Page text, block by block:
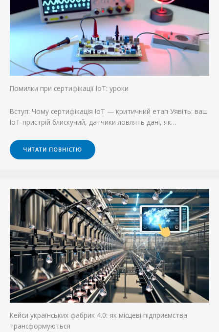
Помилки при сертифікації IoT: уроки
Вступ: Чому сертифікація IoT — критичний етап Уявіть: ваш
IoT-пристрій блискучий, датчики ловлять дані, як…
ЧИТАТИ ПОВНІСТЮ
Кейси українських фабрик 4.0: як місцеві підприємства
трансформуються